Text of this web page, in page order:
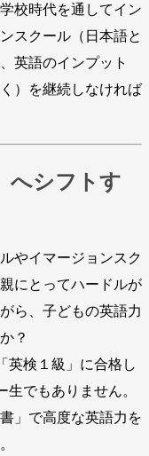
校時代を通してイン
スクール（日本語と
英語のインプット
）を継続しなければ
へシフトす
やイマージョンスク
にとってハードルが
ら、子どもの英語力
？
検１級」に合格し
でもありません。
」で高度な英語力を